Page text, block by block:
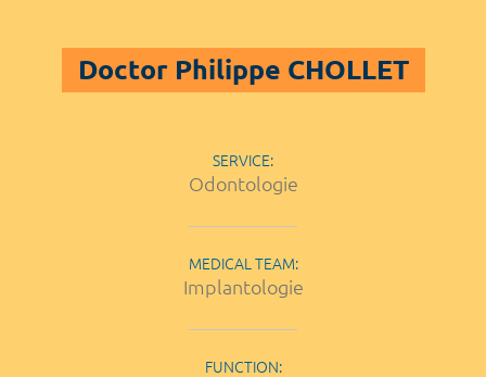
Doctor Philippe CHOLLET
SERVICE:
Odontologie
MEDICAL TEAM:
Implantologie
FUNCTION: